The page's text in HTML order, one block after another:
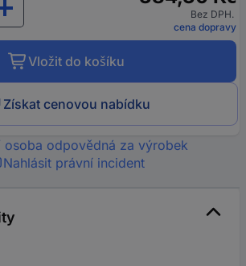
Bez DPH.
cena dopravy
Vložit do košíku
Získat cenovou nabídku
odpovědná za výrobek
Nahlásit právní incident